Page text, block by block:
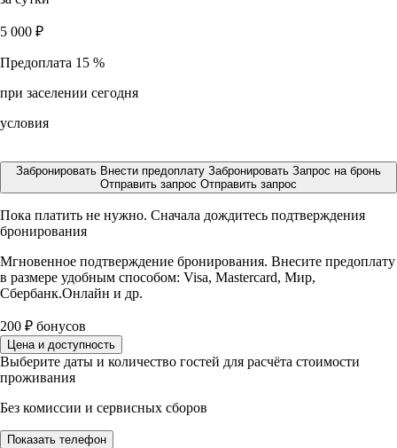
5 000 ₽
Предоплата 15 %
при заселении сегодня
условия
Забронировать Внести предоплату Забронировать Запрос на бронь
Отправить запрос Отправить запрос
Пока платить не нужно. Сначала дождитесь подтверждения
бронирования
Мгновенное подтверждение бронирования. Внесите предоплату
в размере удобным способом: Visa, Mastercard, Мир,
Сбербанк.Онлайн и др.
200 ₽ бонусов
Цена и доступность
Выберите даты и количество гостей для расчёта стоимости
проживания
Без комиссии и сервисных сборов
Показать телефон